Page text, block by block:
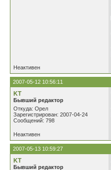
Неактивен
2007-05-12 10:56:11
KT
Бывший редактор
Откуда: Орел
Зарегистрирован: 2007-04-24
Сообщений: 798
Неактивен
2007-05-13 10:59:27
KT
Бывший редактор